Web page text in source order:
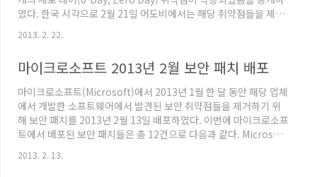
였다. 한국 시각으로 2월 21일 어도비에서는 해당 취약점들을 제거
updates available for Adobe Reader and Acrobat"을 통해
은 다음과 같다. 윈도우(Windows)와 맥킨토시(Macintosh) 대상
의 Adobe Reader XI (11.0.01와 이전 버전) 윈도우(Windows)와
맥킨토시(Macintosh) 대..
2013. 2. 22.
마이크로소프트 2013년 2월 보안 패치 배포
마이크로소프트(Microsoft)에서 2013년 1월 한 달 동안 해당 업체
에서 개발한 소프트웨어에서 발견된 보안 취약점들을 제거하기 위
해 보안 패치를 2013년 2월 13일 배포하였다. 이번에 마이크로소프
트에서 배포된 보안 패치들은 총 12건으로 다음과 같다. Microsoft
안 업데이트 (2792100) Microsoft Security Bulletin MS13-
2013. 2. 13.